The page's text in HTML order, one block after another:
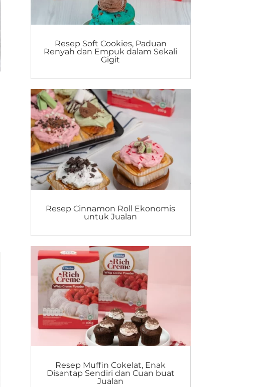
Resep Soft Cookies, Paduan
Renyah dan Empuk dalam Sekali
Gigit
Resep Cinnamon Roll Ekonomis
untuk Jualan
Resep Muffin Cokelat, Enak
Disantap Sendiri dan Cuan buat
Jualan